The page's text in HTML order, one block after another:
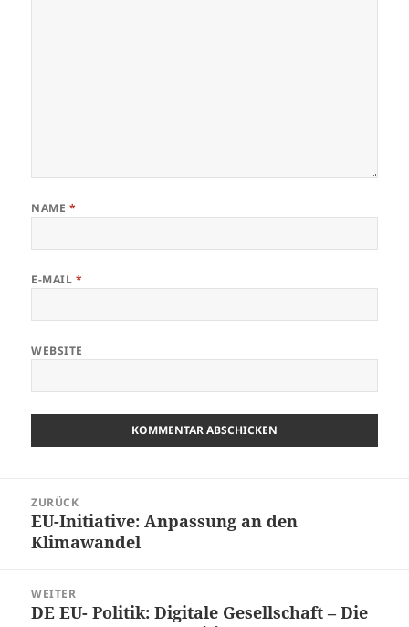
NAME *
E-MAIL *
WEBSITE
Navigation
ZURÜCK
Vorheriger
Beitrag:
EU-Initiative: Anpassung an den
Klimawandel
WEITER
Nächster
DE EU- Politik: Digitale Gesellschaft – Die